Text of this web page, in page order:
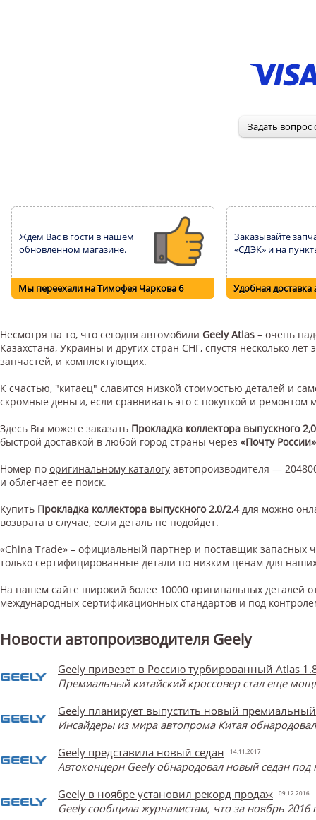
Ждем Вас в гости в нашем
обновленном магазине.
Мы переехали на Тимофея Чаркова 6
Заказывайте
«СДЭК» и на
Удобная доставка
Несмотря на то, что сегодня автомобили Geely Atlas – очень
Казахстана, Украины и других стран СНГ, спустя несколько
запчастей, и комплектующих.
К счастью, "китаец" славится низкой стоимостью деталей и
скромные деньги, если сравнивать это с покупкой и
Здесь Вы можете заказать Прокладка коллектора выпускного
быстрой доставкой в любой город страны через «Почту России»
Номер по оригинальному каталогу автопроизводителя —
и облегчает ее поиск.
Купить Прокладка коллектора выпускного 2,0/2,4для можно
возврата в случае, если деталь не подойдет.
«China Trade» – официальный партнер и поставщик запасных
только сертифицированные детали по низким ценам для
На нашем сайте широкий более 10000 оригинальных деталей
международных сертификационных стандартов и под
Новости автопроизводителя Geely
Geely привезет в Россию турбированный Atlas
Премиальный китайский кроссовер стал еще
Geely планирует выпустить новый премиальный
Инсайдеры из мира автопрома Китая
Geely представила новый седан
14.11.2017
Автоконцерн Geely обнародовал новый седан под
Geely в ноябре установил рекорд продаж
09.12.2016
Geely сообщила журналистам, что за ноябрь